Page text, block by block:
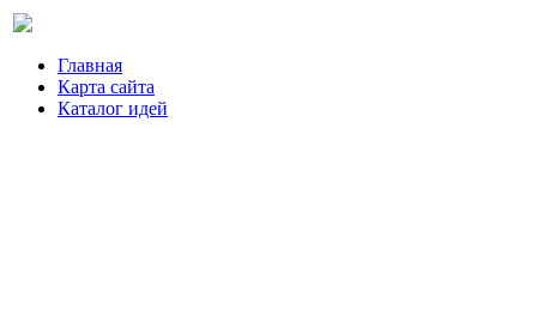
Главная
Карта сайта
Каталог идей